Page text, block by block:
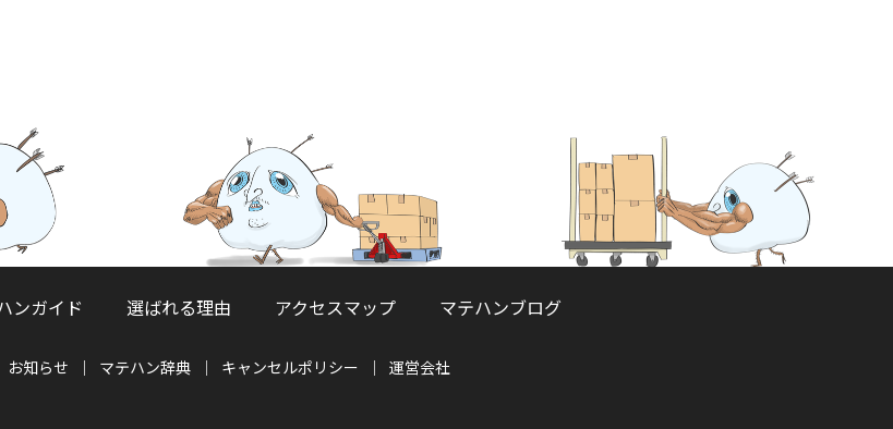
ンガイド 選ばれる理由 アクセスマップ マテハンブログ
お知らせ マテハン辞典 キャンセルポリシー 運営会社